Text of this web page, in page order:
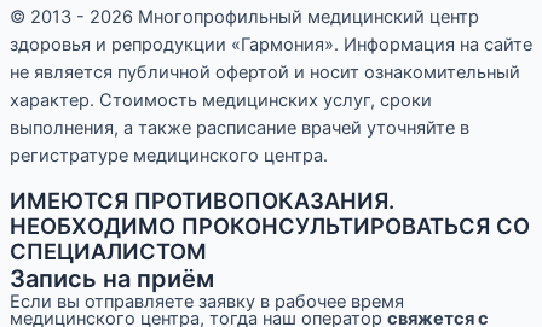
© 2013 - 2026 Многопрофильный медицинский центр
здоровья и репродукции «Гармония». Информация на сайте
не является публичной офертой и носит ознакомительный
характер. Стоимость медицинских услуг, сроки
выполнения, а также расписание врачей уточняйте в
регистратуре медицинского центра.
ИМЕЮТСЯ ПРОТИВОПОКАЗАНИЯ.
НЕОБХОДИМО ПРОКОНСУЛЬТИРОВАТЬСЯ СО
СПЕЦИАЛИСТОМ
Запись на приём
Если вы отправляете заявку в рабочее время
медицинского центра, тогда наш оператор свяжется с